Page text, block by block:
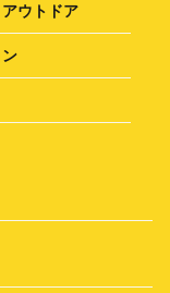
ウトドア